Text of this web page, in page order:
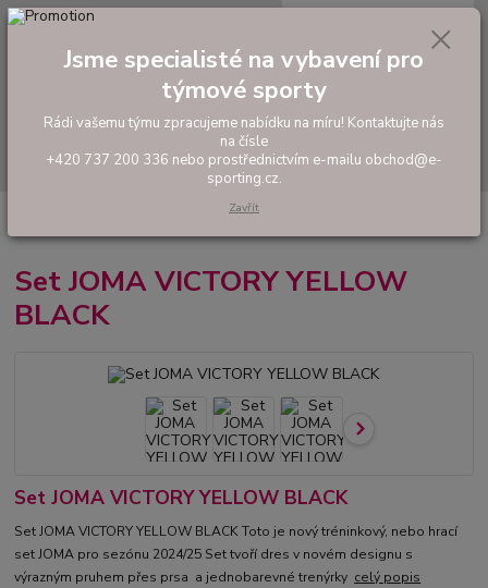
Hledat
tel: +420 737 200 336
0,00 Kč
Tréninkové oblečení
JOMA VICTORY YELLOW BLACK
Set JOMA VICTORY YELLOW
BLACK
Set JOMA VICTORY YELLOW BLACK
Set JOMA VICTORY YELLOW BLACK Toto je nový tréninkový, nebo hrací
set JOMA pro sezónu 2024/25 Set tvoří dres v novém designu s
výrazným pruhem přes prsa a jednobarevné trenýrky celý popis
Jsme specialisté na vybavení pro
týmové sporty
Rádi vašemu týmu zpracujeme nabídku na míru! Kontaktujte nás
na čísle
+420 737 200 336 nebo prostřednictvím e-mailu obchod@e-
sporting.cz.
Zavřít